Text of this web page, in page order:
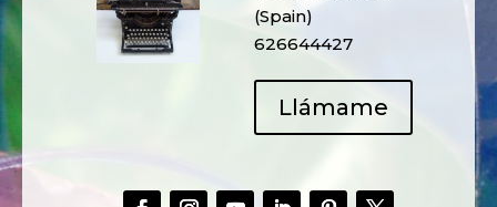
(Spain)
626644427
Llámame